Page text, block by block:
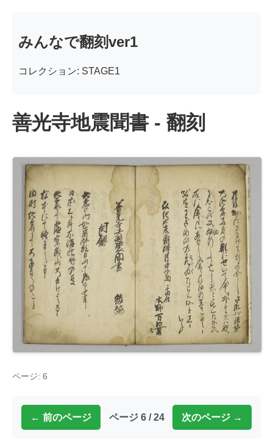
みんなで翻刻ver1
コレクション: STAGE1
善光寺地震聞書 - 翻刻
ページ: 6
← 前のページ ページ 6 / 24 次のページ →